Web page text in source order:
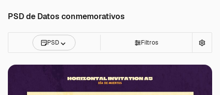
PSD de Datos conmemorativos
PSD Filtros